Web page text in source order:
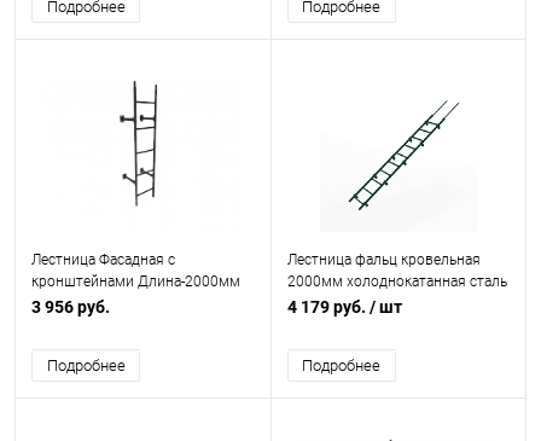
Подробнее Подробнее
Лестница Фасадная с
кронштейнами Длина-2000мм
3 956 руб.
Подробнее
Лестница фальц кровельная
2000мм холоднокатанная сталь
с порошковым покрытием RAL
4 179 руб. / шт
Подробнее